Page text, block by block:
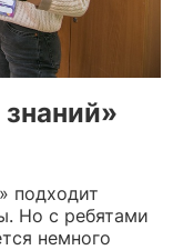
подходит
Но с ребятами
немного